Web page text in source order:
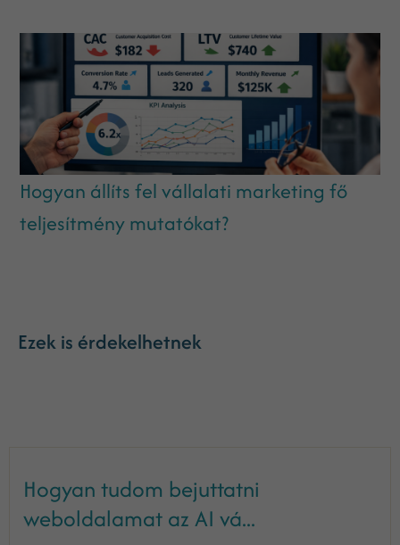
Hogyan állíts fel vállalati marketing fő
teljesítmény mutatókat?
Ezek is érdekelhetnek
Hogyan tudom bejuttatni
weboldalamat az AI vá...